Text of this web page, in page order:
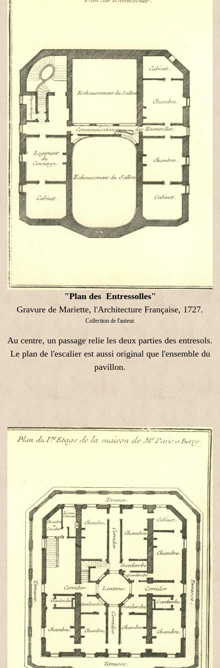
"Plan des Entressolles"
Gravure de Mariette, l'Architecture Française, 1727.
Collection de l'auteur.
Au centre, un passage relie les deux parties des entresols.
Le plan de l'escalier est aussi original que l'ensemble du
pavillon.